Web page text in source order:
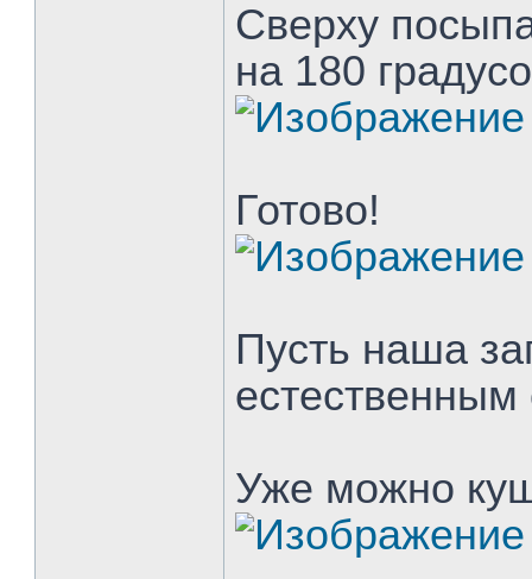
Сверху
на 180
Готово!
Пусть наша
Уже можно